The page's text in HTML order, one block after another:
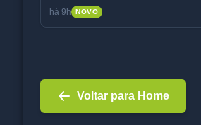
há 9h NOVO
Voltar para Home